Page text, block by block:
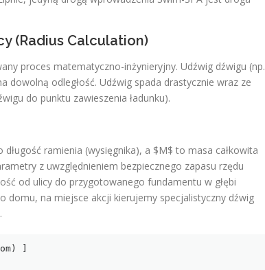
(Radius Calculation)
proces matematyczno-inżynieryjny. Udźwig dźwigu (np.
odległość. Udźwig spada drastycznie wraz ze
do punktu zawieszenia ładunku).
ramienia (wysięgnika), a $M$ to masa całkowita
z uwzględnieniem bezpiecznego zapasu rzędu
od ulicy do przygotowanego fundamentu w głębi
na miejsce akcji kierujemy specjalistyczny dźwig